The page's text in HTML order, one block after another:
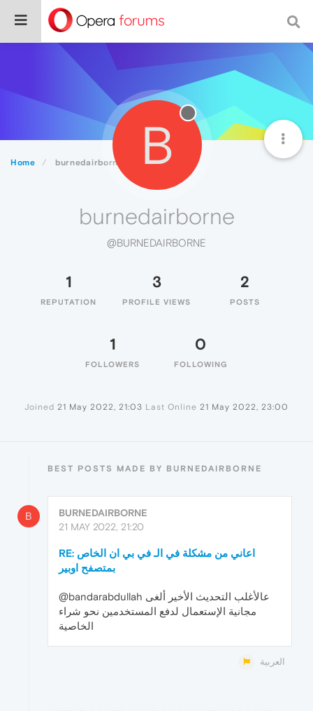
Home burnedairborne B
burnedairborne
@BURNEDAIRBORNE
1
REPUTATION
3
PROFILE VIEWS
2
POSTS
1
FOLLOWERS
0
FOLLOWING
Joined 21 May 2022, 21:03 Last Online 21 May 2022, 23:00
BEST POSTS MADE BY BURNEDAIRBORNE
B
BURNEDAIRBORNE
21 MAY 2022, 21:20
RE: اعاني من مشكلة في الـ في بي ان الخاص
بمتصفح اوبير
@bandarabdullah عالأغلب التحديث الأخير ألغى
مجانية الإستعمال لدفع المستخدمين نحو شراء
الخاصية
العربية